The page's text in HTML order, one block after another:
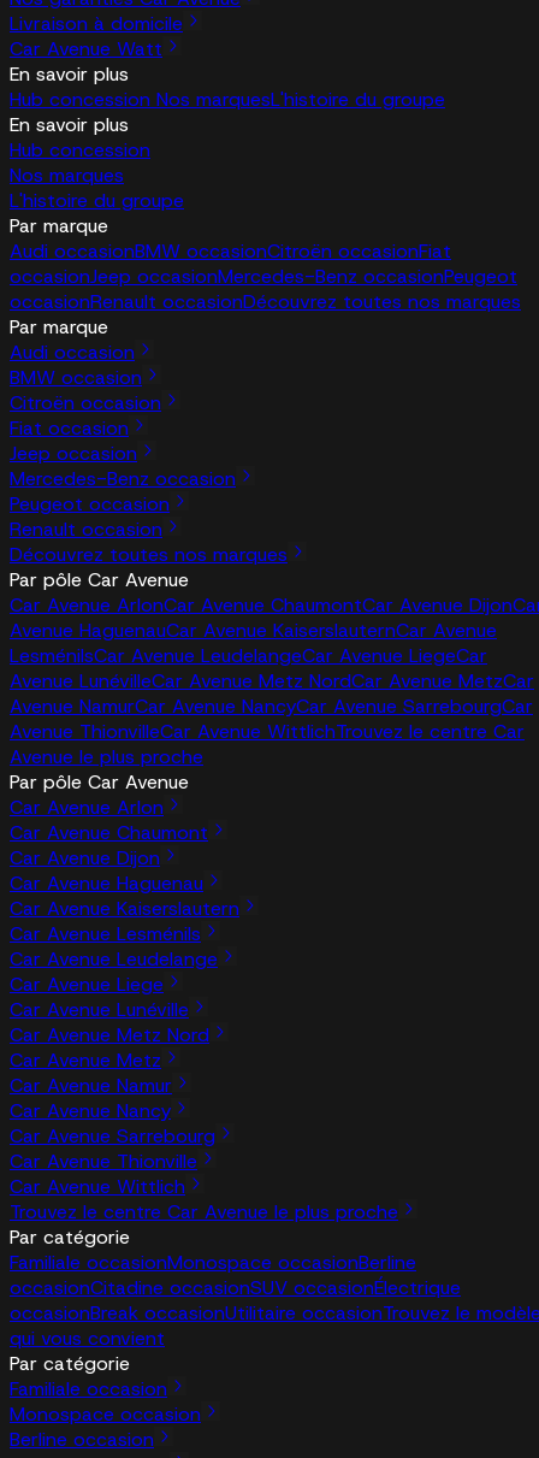
Livraison à domicile
Car Avenue Watt
En savoir plus
Hub concession Nos marquesL'histoire du groupe
En savoir plus
Hub concession
Nos marques
L'histoire du groupe
Par marque
Audi occasionBMW occasionCitroën occasionFiat
occasionJeep occasionMercedes-Benz occasionPeugeot
occasionRenault occasionDécouvrez toutes nos marques
Par marque
Audi occasion
BMW occasion
Citroën occasion
Fiat occasion
Jeep occasion
Mercedes-Benz occasion
Peugeot occasion
Renault occasion
Découvrez toutes nos marques
Par pôle Car Avenue
Car Avenue ArlonCar Avenue ChaumontCar Avenue Dijon
Avenue HaguenauCar Avenue KaiserslauternCar Avenue
LesménilsCar Avenue LeudelangeCar Avenue LiegeCar
Avenue LunévilleCar Avenue Metz NordCar Avenue MetzCar
Avenue NamurCar Avenue NancyCar Avenue SarrebourgCar
Avenue ThionvilleCar Avenue WittlichTrouvez le centre Car
Avenue le plus proche
Par pôle Car Avenue
Car Avenue Arlon
Car Avenue Chaumont
Car Avenue Dijon
Car Avenue Haguenau
Car Avenue Kaiserslautern
Car Avenue Lesménils
Car Avenue Leudelange
Car Avenue Liege
Car Avenue Lunéville
Car Avenue Metz Nord
Car Avenue Metz
Car Avenue Namur
Car Avenue Nancy
Car Avenue Sarrebourg
Car Avenue Thionville
Car Avenue Wittlich
Trouvez le centre Car Avenue le plus proche
Par catégorie
Familiale occasionMonospace occasionBerline
occasionCitadine occasionSUV occasionÉlectrique
occasionBreak occasionUtilitaire occasionTrouvez le
qui vous convient
Par catégorie
Familiale occasion
Monospace occasion
Berline occasion